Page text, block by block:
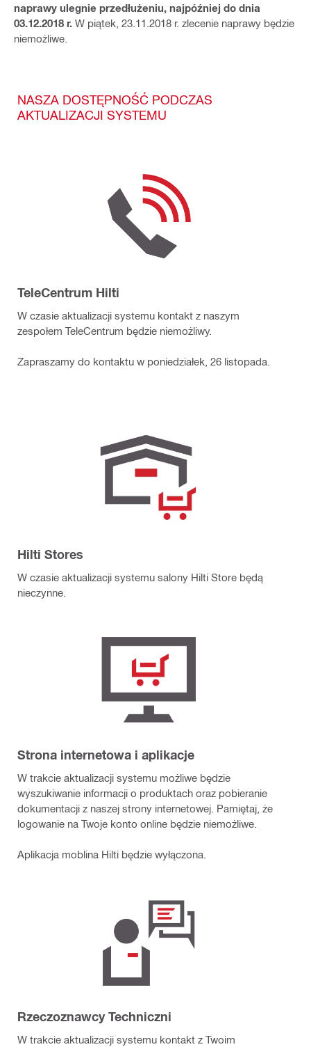
naprawy ulegnie przedłużeniu, najpóźniej do dnia
03.12.2018 r. W piątek, 23.11.2018 r. zlecenie naprawy będzie
niemożliwe.
NASZA DOSTĘPNOŚĆ PODCZAS
AKTUALIZACJI SYSTEMU
TeleCentrum Hilti
W czasie aktualizacji systemu kontakt z naszym
zespołem TeleCentrum będzie niemożliwy.
Zapraszamy do kontaktu w poniedziałek, 26 listopada.
Hilti Stores
W czasie aktualizacji systemu salony Hilti Store będą
nieczynne.
Strona internetowa i aplikacje
W trakcie aktualizacji systemu możliwe będzie
wyszukiwanie informacji o produktach oraz pobieranie
dokumentacji z naszej strony internetowej. Pamiętaj, że
logowanie na Twoje konto online będzie niemożliwe.
Aplikacja moblina Hilti będzie wyłączona.
Rzeczoznawcy Techniczni
W trakcie aktualizacji systemu kontakt z Twoim